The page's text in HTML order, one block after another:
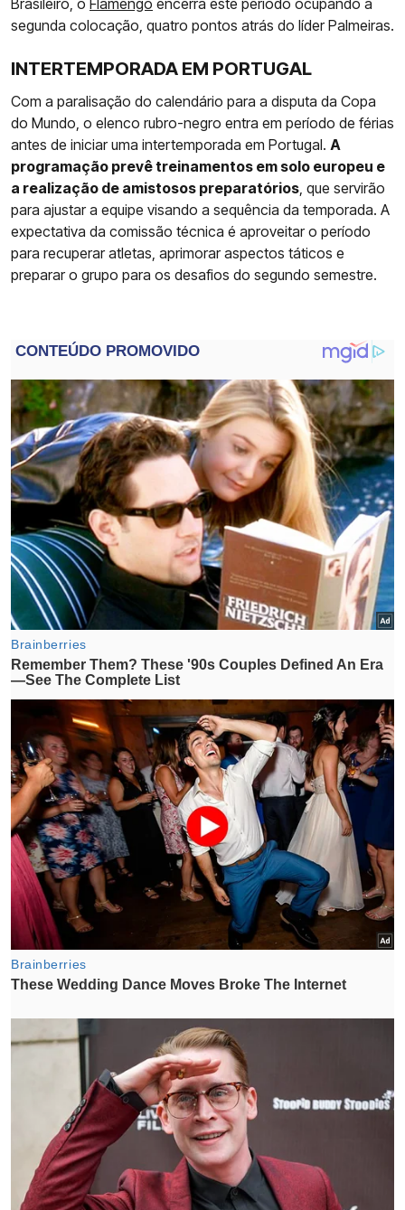
segunda colocação, quatro pontos atrás do líder Palmeiras.
INTERTEMPORADA EM PORTUGAL
Com a paralisação do calendário para a disputa da Copa
do Mundo, o elenco rubro-negro entra em período de férias
antes de iniciar uma intertemporada em Portugal. A
programação prevê treinamentos em solo europeu e
a realização de amistosos preparatórios , que servirão
para ajustar a equipe visando a sequência da temporada. A
expectativa da comissão técnica é aproveitar o período
para recuperar atletas, aprimorar aspectos táticos e
preparar o grupo para os desafios do segundo semestre.